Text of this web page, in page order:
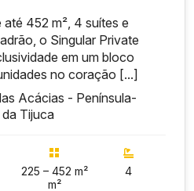
452 m², 4 suítes e
o Singular Private
em um bloco
no coração [...]
Acácias - Península-
Tijuca
225 – 452 m²
m²
4